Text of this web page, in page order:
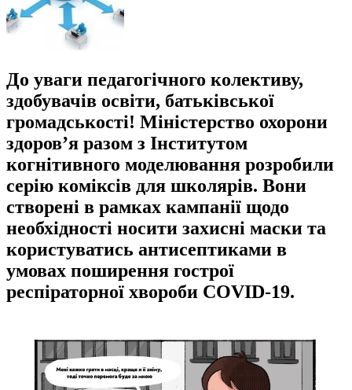
До уваги педагогічного колективу,
здобувачів освіти, батьківської
громадськості! Міністерство охорони
здоров’я разом з Інститутом
когнітивного моделювання розробили
серію коміксів для школярів. Вони
створені в рамках кампанії щодо
необхідності носити захисні маски та
користуватись антисептиками в
умовах поширення гострої
респіраторної хвороби COVID-19.